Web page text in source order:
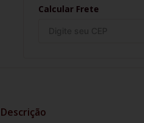
Calcular Frete